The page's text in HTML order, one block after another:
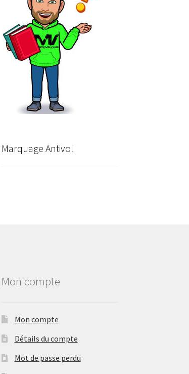
Marquage Antivol
Mon compte
Mon compte
Détails du compte
Mot de passe perdu